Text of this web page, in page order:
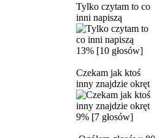
Tylko czytam to co
inni napiszą
13% [10 głosów]
Czekam jak ktoś
inny znajdzie okręt
9% [7 głosów]